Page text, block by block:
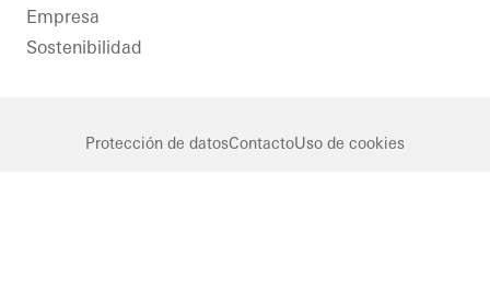
Empresa
Sostenibilidad
Protección de datosContactoUso de cookies